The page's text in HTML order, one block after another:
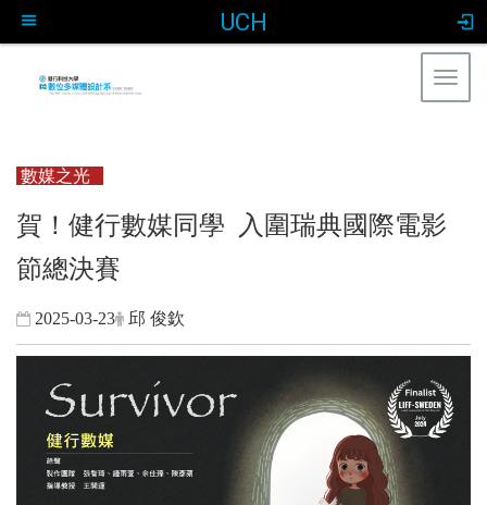
UCH
數媒之光
賀！健行數媒同學 入圍瑞典國際電影
節總決賽
2025-03-23 邱 俊欽